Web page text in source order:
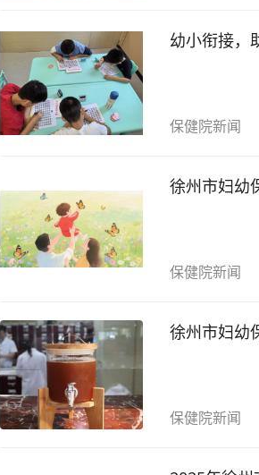
幼小衔接，
保健院新闻
徐州市妇幼
保健院新闻
徐州市妇幼
保健院新闻